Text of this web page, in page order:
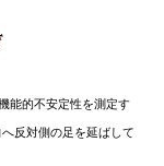
能的不安定性を測定す
反対側の足を延ばして